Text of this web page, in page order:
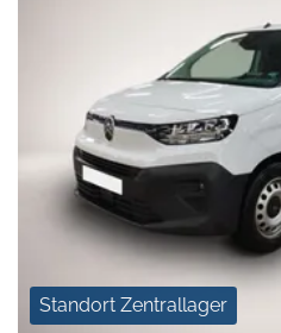
Standort Zentrallager